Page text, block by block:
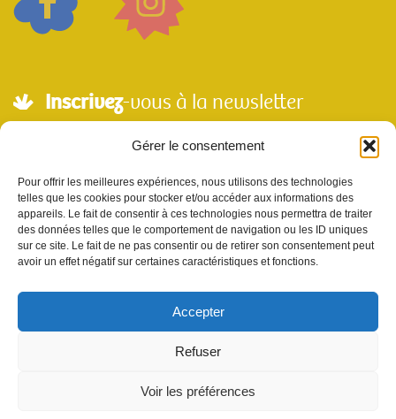
Gérer le consentement
Pour offrir les meilleures expériences, nous utilisons des technologies
telles que les cookies pour stocker et/ou accéder aux informations des
appareils. Le fait de consentir à ces technologies nous permettra de traiter
des données telles que le comportement de navigation ou les ID uniques
sur ce site. Le fait de ne pas consentir ou de retirer son consentement peut
avoir un effet négatif sur certaines caractéristiques et fonctions.
Accepter
Refuser
Voir les préférences
Inscrivez-vous à la newsletter
Nom
Votre e-mail sera utilisé uniquement pour nous permettre de vous envoyer notre
désinscrire en utilisant le lien se désabonner de la newsletter.